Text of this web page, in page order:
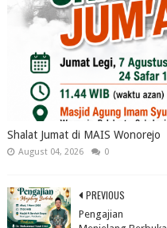
Shalat Jumat di MAIS Wonorejo
August 04, 2026 0
PREVIOUS
Pengajian